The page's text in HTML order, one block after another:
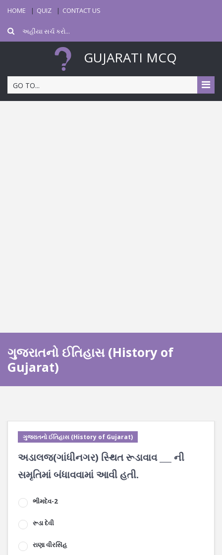
HOME QUIZ CONTACT US
GUJARATI MCQ
GO TO...
ગુજરાતનો ઈતિહાસ (History of
Gujarat)
ગુજરાતનો ઈતિહાસ (History of Gujarat)
અડાલજ(ગાંધીનગર) સ્થિત રૂડાવાવ ___ ની
સમૃતિમાં બંધાવવામાં આવી હતી.
ભીમદેવ-2
રૂડા દેવી
રાણા વીરસિંહ